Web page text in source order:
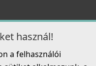
használ!
a felhasználói